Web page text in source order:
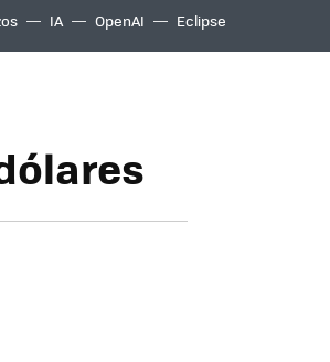
IA OpenAI Eclipse